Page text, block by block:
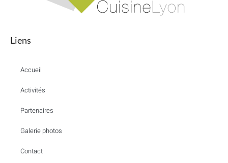
Liens
Accueil
Activités
Partenaires
Galerie photos
Contact